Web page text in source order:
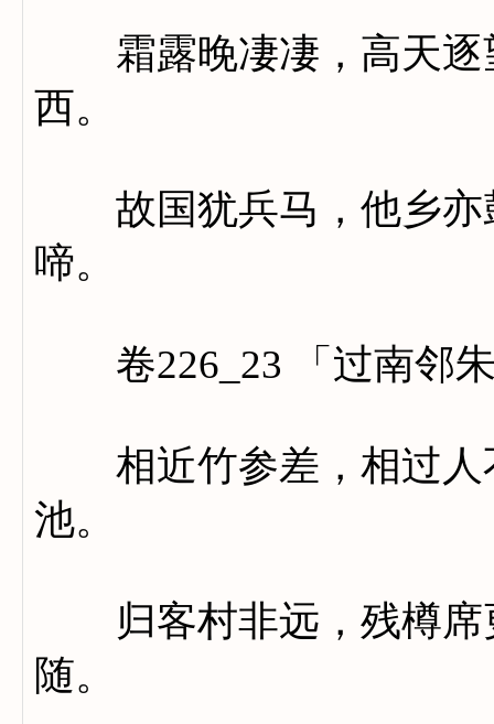
霜露晚凄凄，高天逐
西。
故国犹兵马，他乡亦
啼。
卷226_23 「过南邻朱
相近竹参差，相过人
池。
归客村非远，残樽席
随。